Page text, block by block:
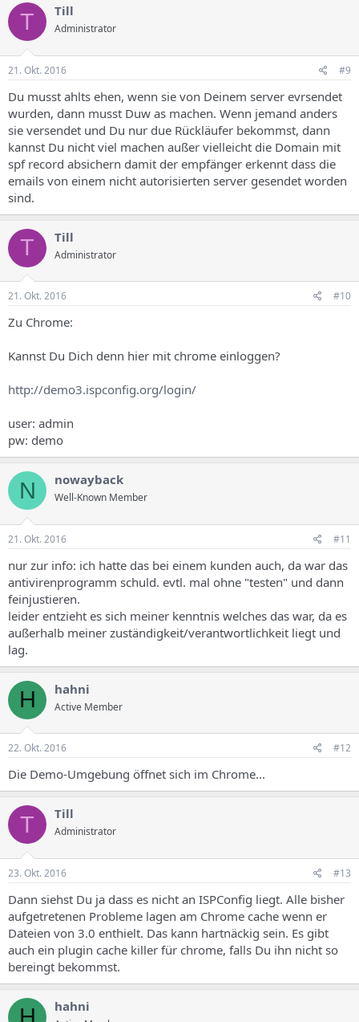
T Till
Administrator
21. Okt. 2016 #9
Du musst ahlts ehen, wenn sie von Deinem server evrsendet
wurden, dann musst Duw as machen. Wenn jemand anders
sie versendet und Du nur due Rückläufer bekommst, dann
kannst Du nicht viel machen außer vielleicht die Domain mit
spf record absichern damit der empfänger erkennt dass die
emails von einem nicht autorisierten server gesendet worden
sind.
T Till
Administrator
21. Okt. 2016 #10
Zu Chrome:
Kannst Du Dich denn hier mit chrome einloggen?
http://demo3.ispconfig.org/login/
user: admin
pw: demo
N nowayback
Well-Known Member
21. Okt. 2016 #11
nur zur info: ich hatte das bei einem kunden auch, da war das
antivirenprogramm schuld. evtl. mal ohne "testen" und dann
feinjustieren.
leider entzieht es sich meiner kenntnis welches das war, da es
außerhalb meiner zuständigkeit/verantwortlichkeit liegt und
lag.
H hahni
Active Member
22. Okt. 2016 #12
Die Demo-Umgebung öffnet sich im Chrome...
T Till
Administrator
23. Okt. 2016 #13
Dann siehst Du ja dass es nicht an ISPConfig liegt. Alle bisher
aufgetretenen Probleme lagen am Chrome cache wenn er
Dateien von 3.0 enthielt. Das kann hartnäckig sein. Es gibt
auch ein plugin cache killer für chrome, falls Du ihn nicht so
bereingt bekommst.
H hahni